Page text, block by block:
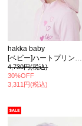
hakka baby
[ベビー]ハートプリントスイムキャップ(UVカット/日よけ付き)
4,730円(税込)
30%OFF
3,311円(税込)